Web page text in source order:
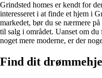
Grindsted homes er kendt for
interesseret i at finde et hjem i
markedet, bør du se nærmere
til salg i området. Uanset om
noget mere moderne, er der
Find dit